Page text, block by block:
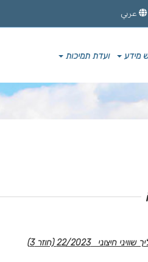
عربي
מידע ועדת תמיכות
22/2023 (חוזר 3)